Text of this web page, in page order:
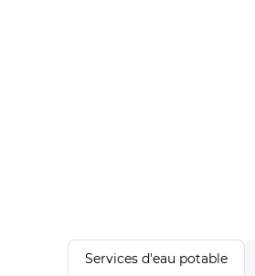
Services d'eau potable